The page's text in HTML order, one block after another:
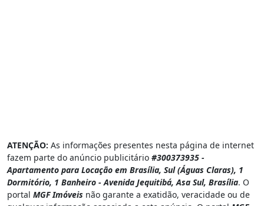
ATENÇÃO: As informações presentes nesta página de internet
fazem parte do anúncio publicitário #300373935 -
Apartamento para Locação em Brasília, Sul (Águas Claras), 1
Dormitório, 1 Banheiro - Avenida Jequitibá, Asa Sul, Brasília. O
portal MGF Imóveis não garante a exatidão, veracidade ou de